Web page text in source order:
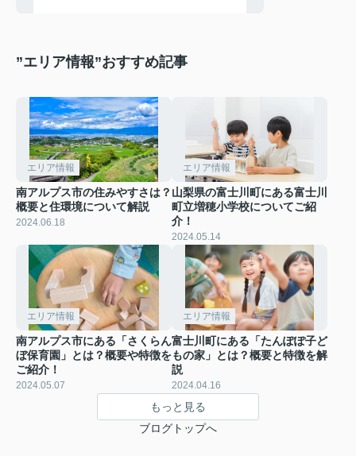
”エリア情報”おすすめ記事
エリア情報
南アルプス市の住みやすさは？
概要と住環境について解説
2024.06.18
エリア情報
山梨県の富士川町にある富士川
町立増穂小学校についてご紹
介！
2024.05.14
エリア情報
南アルプス市にある「さくらん
ぼ保育園」とは？概要や特徴を
ご紹介！
2024.05.07
エリア情報
富士川町にある「たんぽぽ子ど
もの家」とは？概要と特徴を解
説
2024.04.16
もっと見る
ブログトップへ